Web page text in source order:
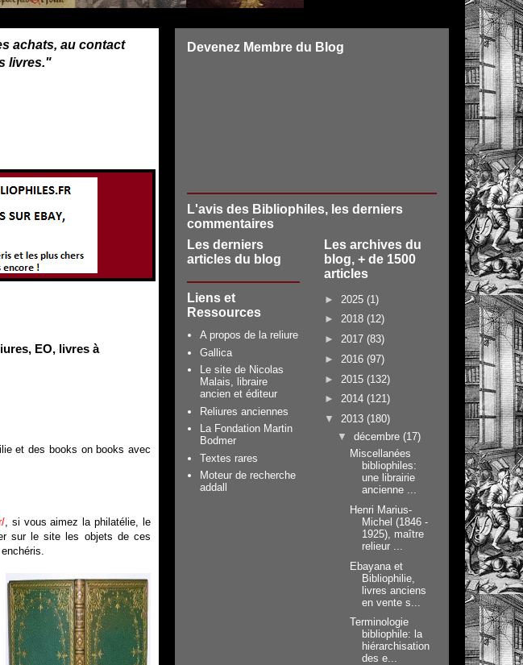
achats, au contact
livres."
EO, livres à
et des books on books avec
, si vous aimez la philatélie, le
sur le site les objets de ces
Devenez Membre du Blog
L'avis des Bibliophiles, les derniers
commentaires
Les derniers
articles du blog
Liens et
Ressources
A propos de la reliure
Gallica
Le site de Nicolas
Malais, libraire
ancien et éditeur
Reliures anciennes
La Fondation Martin
Bodmer
Textes rares
Moteur de recherche
addall
Les archives du
blog, + de 1500
articles
► 2025 (1)
► 2018 (12)
► 2017 (83)
► 2016 (97)
► 2015 (132)
► 2014 (121)
▼ 2013 (180)
▼ décembre (17)
Miscellanées
bibliophiles:
une librairie
ancienne ...
Henri Marius-
Michel (1846 -
1925), maître
relieur ...
Ebayana et
Bibliophilie,
livres anciens
en vente s...
Terminologie
bibliophile: la
hiérarchisation
des e...